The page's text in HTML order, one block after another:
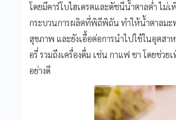
โดยมีคาร์โบไฮเดรตและดัชนีน้ำตาลต่ำ ไ
กระบวนการผลิตที่พิถีพิถัน ทำให้น้ำตาลมะ
สุขภาพ และยังเอื้อต่อการนำไปใช้ในอุตสา
อรี่ รวมถึงเครื่องดื่ม เช่น กาแฟ ชา โดยช่ว
อย่างดี